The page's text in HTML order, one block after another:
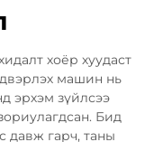
хоёр хуудаст
машин нь
эрхэм зүйлсээ
Бид
давж гарч, таны